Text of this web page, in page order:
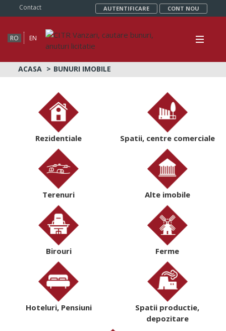
Contact AUTENTIFICARE CONT NOU
RO EN
ACASA BUNURI IMOBILE
Rezidentiale Spatii, centre comerciale
Terenuri Alte imobile
Birouri Ferme
Hoteluri, Pensiuni
Spatii productie,
depozitare